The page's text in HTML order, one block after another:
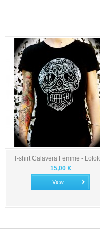
T-shirt Calavera Femme -
15,00 €
View